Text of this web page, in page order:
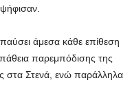
άμεσα κάθε επίθεση
παρεμπόδισης της
στα Στενά, ενώ παράλληλα